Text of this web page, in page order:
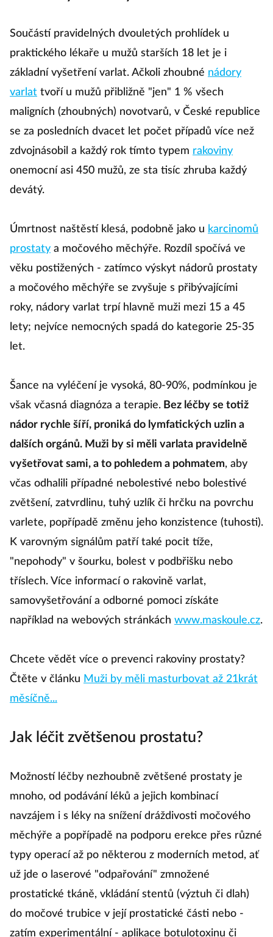
Součástí pravidelných dvouletých prohlídek u
praktického lékaře u mužů starších 18 let je i
základní vyšetření varlat. Ačkoli zhoubné nádory
varlat tvoří u mužů přibližně "jen" 1 % všech
maligních (zhoubných) novotvarů, v České republice
se za posledních dvacet let počet případů více než
zdvojnásobil a každý rok tímto typem rakoviny
onemocní asi 450 mužů, ze sta tisíc zhruba každý
devátý.
Úmrtnost naštěstí klesá, podobně jako u karcinomů
prostaty a močového měchýře. Rozdíl spočívá ve
věku postižených - zatímco výskyt nádorů prostaty
a močového měchýře se zvyšuje s přibývajícími
roky, nádory varlat trpí hlavně muži mezi 15 a 45
lety; nejvíce nemocných spadá do kategorie 25-35
let.
Šance na vyléčení je vysoká, 80-90%, podmínkou je
však včasná diagnóza a terapie. Bez léčby se totiž
nádor rychle šíří, proniká do lymfatických uzlin a
dalších orgánů. Muži by si měli varlata pravidelně
vyšetřovat sami, a to pohledem a pohmatem, aby
včas odhalili případné nebolestivé nebo bolestivé
zvětšení, zatvrdlinu, tuhý uzlík či hrčku na povrchu
varlete, popřípadě změnu jeho konzistence (tuhosti).
K varovným signálům patří také pocit tíže,
"nepohody" v šourku, bolest v podbřišku nebo
tříslech. Více informací o rakovině varlat,
samovyšetřování a odborné pomoci získáte
například na webových stránkách www.maskoule.cz.
Chcete vědět více o prevenci rakoviny prostaty?
Čtěte v článku Muži by měli masturbovat až 21krát
měsíčně...
Jak léčit zvětšenou prostatu?
Možností léčby nezhoubně zvětšené prostaty je
mnoho, od podávání léků a jejich kombinací
navzájem i s léky na snížení dráždivosti močového
měchýře a popřípadě na podporu erekce přes různé
typy operací až po některou z moderních metod, ať
už jde o laserové "odpařování" zmnožené
prostatické tkáně, vkládání stentů (výztuh či dlah)
do močové trubice v její prostatické části nebo -
zatím experimentální - aplikace botulotoxinu či